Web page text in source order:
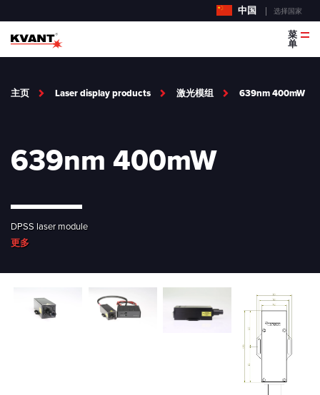
中国 选择国家
菜
单
主页 Laser display products 激光模组 639nm 400mW
639nm 400mW
DPSS laser module
更多